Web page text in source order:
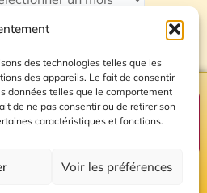
des technologies telles que les
des appareils. Le fait de consentir
données telles que le comportement
de ne pas consentir ou de retirer son
caractéristiques et fonctions.
Voir les préférences